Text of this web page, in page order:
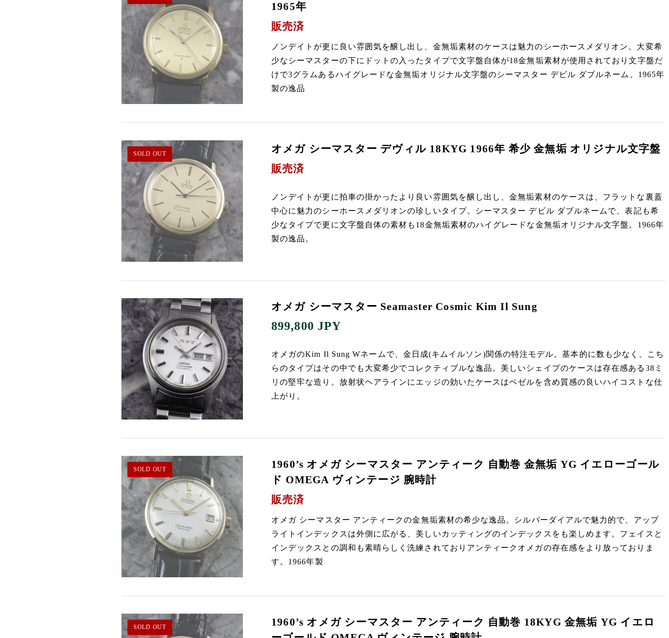
1965年
販売済
ノンデイトが更に良い雰囲気を醸し出し、金無垢素材のケースは魅力のシーホースメダリオン。大変希
少なシーマスターの下にドットの入ったタイプで文字盤自体が18金無垢素材が使用されており文字盤だ
けで3グラムあるハイグレードな金無垢オリジナル文字盤のシーマスター デビル ダブルネーム。1965年
製の逸品
SOLD OUT
オメガ シーマスター デヴィル 18KYG 1966年 希少 金無垢 オリジナル文字盤
販売済
ノンデイトが更に拍車の掛かったより良い雰囲気を醸し出し、金無垢素材のケースは、フラットな裏蓋
中心に魅力のシーホースメダリオンの珍しいタイプ。シーマスター デビル ダブルネームで、表記も希
少なタイプで更に文字盤自体の素材も18金無垢素材のハイグレードな金無垢オリジナル文字盤。1966年
製の逸品。
オメガ シーマスター Seamaster Cosmic Kim Il Sung
899,800 JPY
オメガのKim Il Sung Wネームで、金日成(キムイルソン)関係の特注モデル。基本的に数も少なく、こち
らのタイプはその中でも大変希少でコレクティブルな逸品。美しいシェイプのケースは存在感ある38ミ
リの堅牢な造り。放射状ヘアラインにエッジの効いたケースはベゼルを含め質感の良いハイコストな仕
上がり。
SOLD OUT
1960’s オメガ シーマスター アンティーク 自動巻 金無垢 YG イエローゴール
ド OMEGA ヴィンテージ 腕時計
販売済
オメガ シーマスター アンティークの金無垢素材の希少な逸品。シルバーダイアルで魅力的で、アップ
ライトインデックスは外側に広がる、美しいカッティングのインデックスをも楽しめます。フェイスと
インデックスとの調和も素晴らしく洗練されておりアンティークオメガの存在感をより放っておりま
す。1966年製
SOLD OUT
1960’s オメガ シーマスター アンティーク 自動巻 18KYG 金無垢 YG イエロ